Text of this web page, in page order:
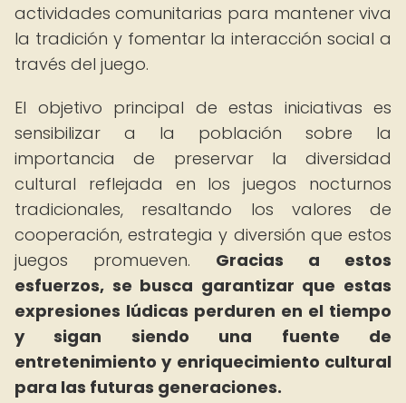
actividades comunitarias para mantener viva
la tradición y fomentar la interacción social a
través del juego.
El objetivo principal de estas iniciativas es
sensibilizar a la población sobre la
importancia de preservar la diversidad
cultural reflejada en los juegos nocturnos
tradicionales, resaltando los valores de
cooperación, estrategia y diversión que estos
juegos promueven. Gracias a estos
esfuerzos, se busca garantizar que estas
expresiones lúdicas perduren en el tiempo
y sigan siendo una fuente de
entretenimiento y enriquecimiento cultural
para las futuras generaciones.